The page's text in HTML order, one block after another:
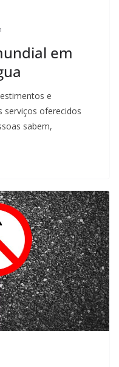
em
e
serviços oferecidos
sabem,